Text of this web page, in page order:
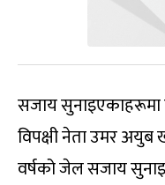
सजाय सुनाइएकाहरूमा
विपक्षी नेता उमर
वर्षको जेल सजाय